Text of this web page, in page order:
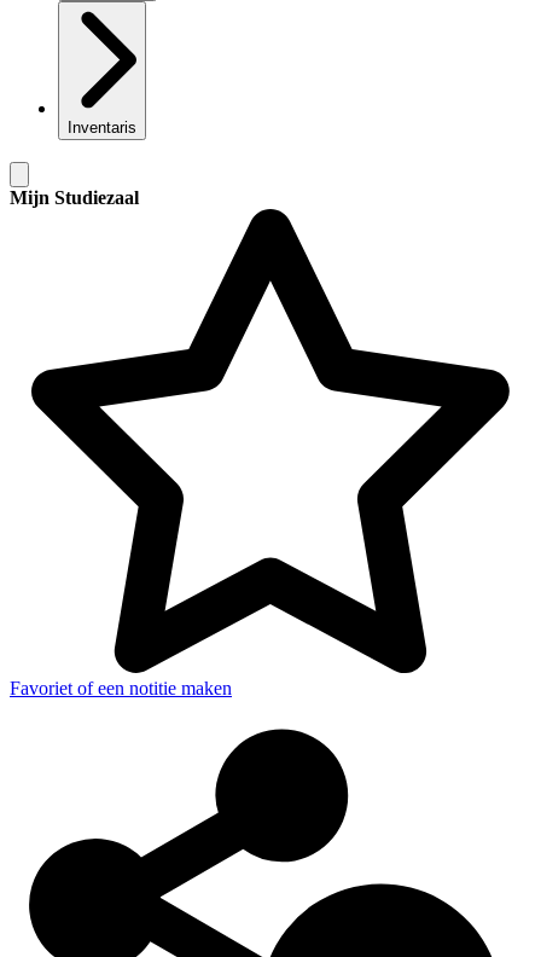
Inventaris
Mijn Studiezaal
Favoriet of een notitie maken